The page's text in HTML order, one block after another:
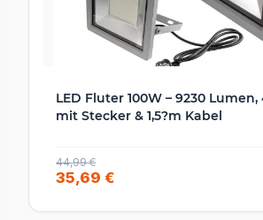
LED Fluter 100W – 9230 Lumen,
mit Stecker & 1,5?m Kabel
44,99 €
35,69 €